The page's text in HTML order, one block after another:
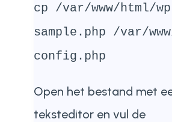
cp /var/www/html/
sample.php /var/
config.php
Open het bestand met
teksteditor en vul de